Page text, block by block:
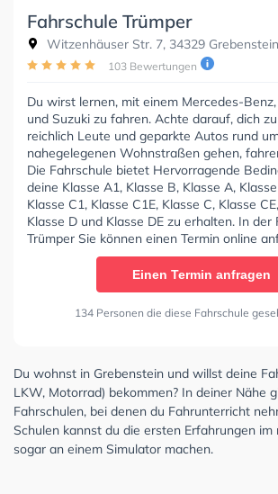
Fahrschule Trümper
Witzenhäuser Str. 7, 34329 Grebenstein
103 Bewertungen
Du wirst lernen, mit einem Mercedes-
und Suzuki zu fahren. Achte darauf, dich
reichlich Leute und geparkte Autos rund
nahegelegenen Wohnstraßen gehen,
Die Fahrschule bietet Hervorragende
deine Klasse A1, Klasse B, Klasse A,
Klasse C1, Klasse C1E, Klasse C, Klasse
Klasse D und Klasse DE zu erhalten. In der
Trümper Sie können einen Termin online
Einen Termin anfragen
134 Personen die diese Fahrschule
Du wohnst in Grebenstein und willst deine
LKW, Motorrad) bekommen? In deiner Nähe
Fahrschulen, bei denen du Fahrunterricht
Schulen kannst du die ersten Erfahrungen im
sogar an einem Simulator machen.